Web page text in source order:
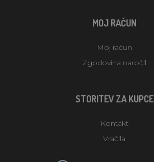
MOJ RAČUN
Moj račun
Zgodovina naročil
STORITEV ZA KUPCE
Kontakt
Vračila